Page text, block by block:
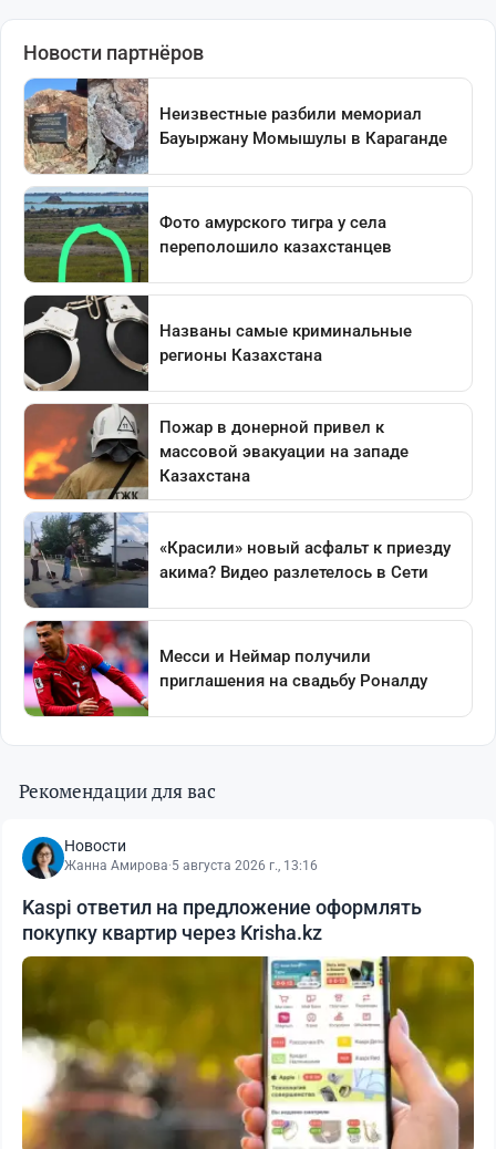
Рекомендации для вас
Новости
Жанна Амирова·5 августа 2026 г., 13:16
Kaspi ответил на предложение оформлять
покупку квартир через Krisha.kz